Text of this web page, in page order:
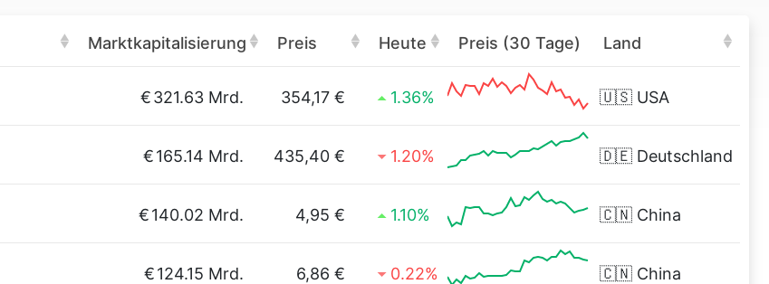
Marktkapitalisierung Preis Heute Preis (30 Tage) Land
€321.63 Mrd. 354,17 € 1.36% 🇺🇸 USA
€165.14 Mrd. 435,40 € 1.20% 🇩🇪 Deutschland
€140.02 Mrd. 4,95 € 1.10% 🇨🇳 China
€124.15 Mrd. 6,86 € 0.22% 🇨🇳 China